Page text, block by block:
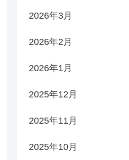
2026年3月
2026年2月
2026年1月
2025年12月
2025年11月
2025年10月